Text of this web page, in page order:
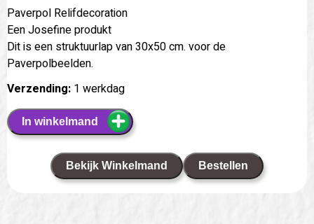
Paverpol Relifdecoration
Een Josefine produkt
Dit is een struktuurlap van 30x50 cm. voor de
Paverpolbeelden.
Verzending: 1 werkdag
In winkelmand
Bekijk Winkelmand Bestellen